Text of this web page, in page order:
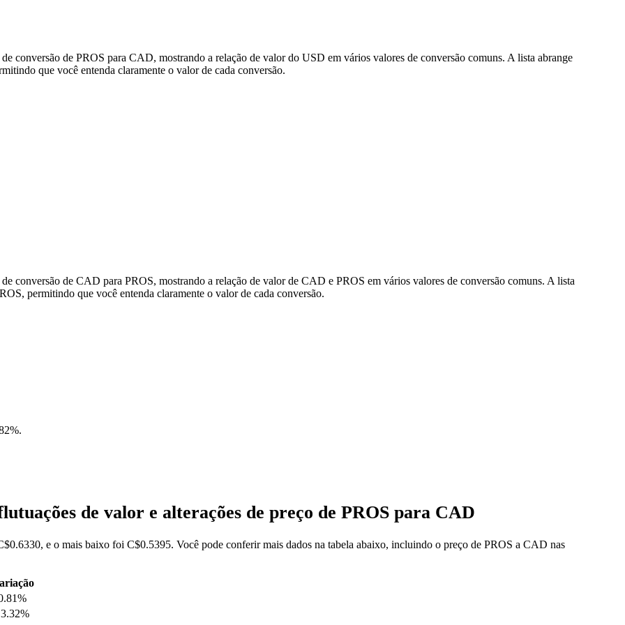
conversão de PROS para CAD, mostrando a relação de valor do USD em vários valores de conversão comuns. A lista abrange
que você entenda claramente o valor de cada conversão.
conversão de CAD para PROS, mostrando a relação de valor de CAD e PROS em vários valores de conversão comuns. A lista
permitindo que você entenda claramente o valor de cada conversão.
.
de valor e alterações de preço de PROS para CAD
e o mais baixo foi C$0.5395. Você pode conferir mais dados na tabela abaixo, incluindo o preço de PROS a CAD nas